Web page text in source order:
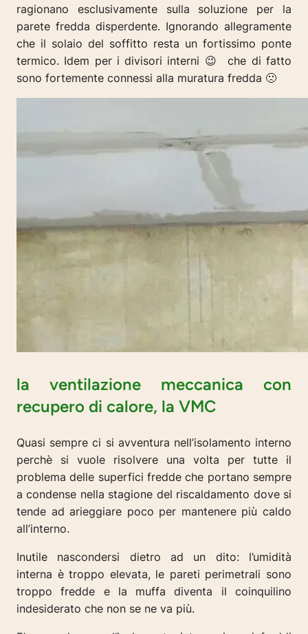
ragionano esclusivamente sulla soluzione per la
parete fredda disperdente. Ignorando allegramente
che il solaio del soffitto resta un fortissimo ponte
termico. Idem per i divisori interni 😉 che di fatto
sono fortemente connessi alla muratura fredda 🙁
la ventilazione meccanica con
recupero di calore, la VMC
Quasi sempre ci si avventura nell’isolamento interno
perchè si vuole risolvere una volta per tutte il
problema delle superfici fredde che portano sempre
a condense nella stagione del riscaldamento dove si
tende ad arieggiare poco per mantenere più caldo
all’interno.
Inutile nascondersi dietro ad un dito: l’umidità
interna è troppo elevata, le pareti perimetrali sono
troppo fredde e la muffa diventa il coinquilino
indesiderato che non se ne va più.